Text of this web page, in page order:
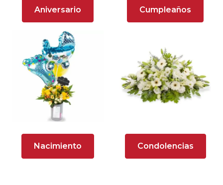
Aniversario Cumpleaños
Nacimiento Condolencias
Arreglos florales para dar agradecimiento
Arreglos Florales para Defunciones
Arreglos Florales para Eventos
Arreglos florales románticos
Ave del Paraíso (Strelitzia)